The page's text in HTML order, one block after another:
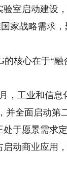
室启动建设
家战略需求
核心在于“融
工业和信息
全面启动第
于愿景需求
动商业应用